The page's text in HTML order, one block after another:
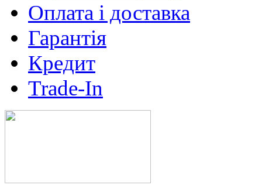
Оплата і доставка
Гарантія
Кредит
Trade-In